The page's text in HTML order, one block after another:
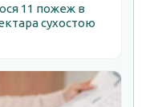
11 пожеж в
сухостою